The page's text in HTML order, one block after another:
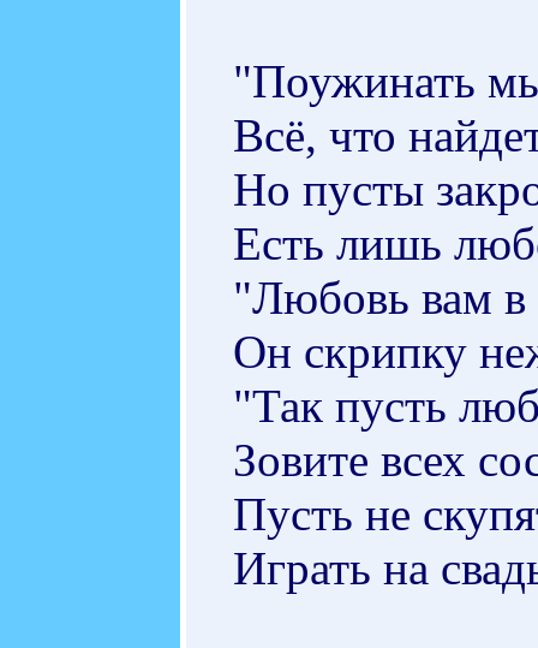
"Поужинать
Всё, что
Но пусты
Есть лишь
"Любовь вам
Он скрипку
"Так пусть
Зовите всех
Пусть не
Играть на